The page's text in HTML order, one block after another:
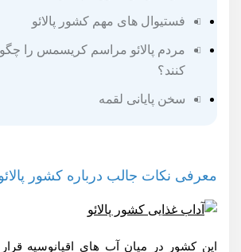
فستیوال های مهم کشور پالائو
مردم پالائو مراسم کریسمس را
کنند؟
سخن پایانی لقمه
معرفی نکات جالب درباره کشور
این کشور در میان آب های اقیانوسیه